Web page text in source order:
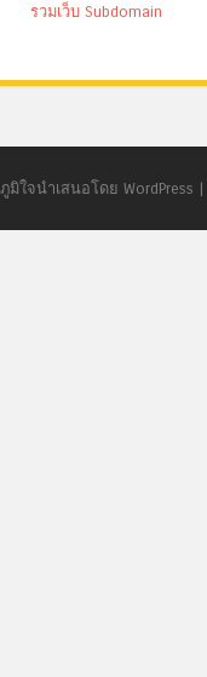
รวมเว็บ Subdomain
ภูมิใจนำเสนอโดย WordPress |